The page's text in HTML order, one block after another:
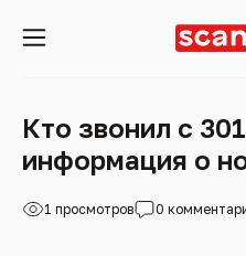
Кто звонил с
информация о
1 просмотров 0